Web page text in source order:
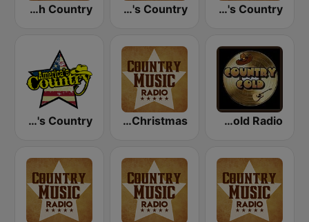
Country Music Radio - 70's Country
Country Music Radio - Today's Country
Country Music Radio - Irish Country
Country Gold Radio
Country Music Radio - Country Christmas
America's Country